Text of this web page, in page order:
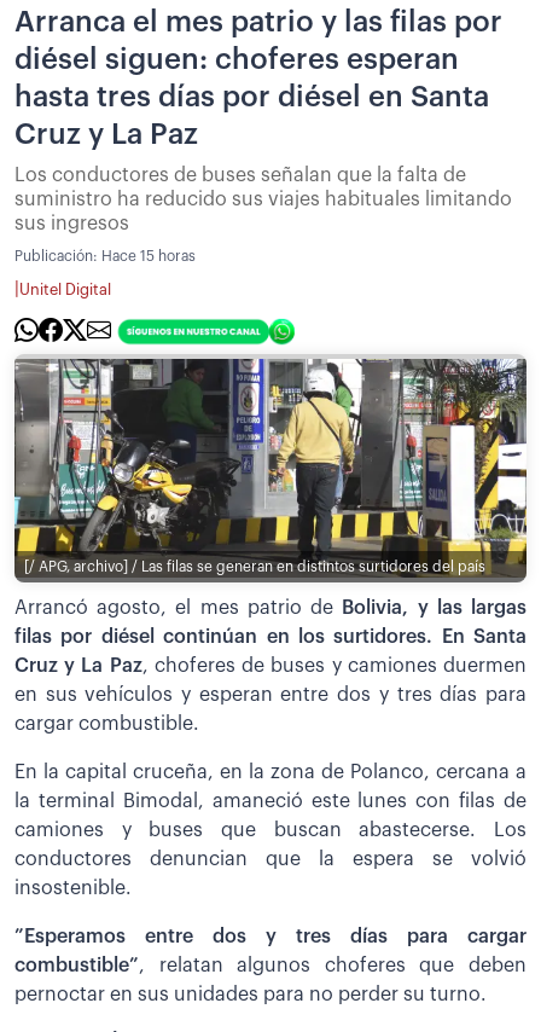
Arranca el mes patrio y las filas por
diésel siguen: choferes esperan
hasta tres días por diésel en Santa
Cruz y La Paz
Los conductores de buses señalan que la falta de
suministro ha reducido sus viajes habituales limitando
sus ingresos
Publicación: Hace 15 horas
Unitel Digital
[/ APG, archivo] / Las filas se generan en distintos surtidores del país
Arrancó agosto, el mes patrio de
Bolivia, y las largas
filas por diésel continúan en los surtidores. En Santa
Cruz y La Paz, choferes de buses y camiones duermen
en sus vehículos y esperan entre dos y tres días para
cargar combustible.
En la capital cruceña, en la zona de Polanco, cercana a
la terminal Bimodal, amaneció este lunes con filas de
camiones y buses que buscan abastecerse. Los
conductores denuncian que la espera se volvió
insostenible.
”Esperamos entre dos y tres días para cargar
combustible”, relatan algunos choferes que deben
pernoctar en sus unidades para no perder su turno.